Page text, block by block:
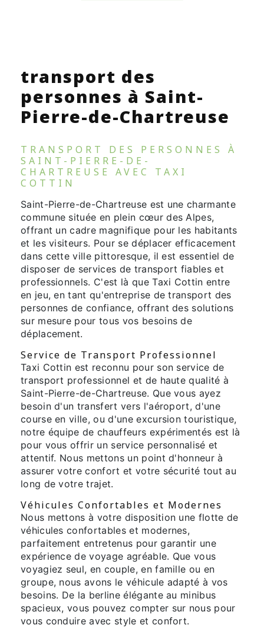
transport des
personnes à Saint-
Pierre-de-Chartreuse
TRANSPORT DES PERSONNES À
SAINT-PIERRE-DE-
CHARTREUSE AVEC TAXI
COTTIN
Saint-Pierre-de-Chartreuse est une charmante
commune située en plein cœur des Alpes,
offrant un cadre magnifique pour les habitants
et les visiteurs. Pour se déplacer efficacement
dans cette ville pittoresque, il est essentiel de
disposer de services de transport fiables et
professionnels. C'est là que Taxi Cottin entre
en jeu, en tant qu'entreprise de transport des
personnes de confiance, offrant des solutions
sur mesure pour tous vos besoins de
déplacement.
Service de Transport Professionnel
Taxi Cottin est reconnu pour son service de
transport professionnel et de haute qualité à
Saint-Pierre-de-Chartreuse. Que vous ayez
besoin d'un transfert vers l'aéroport, d'une
course en ville, ou d'une excursion touristique,
notre équipe de chauffeurs expérimentés est là
pour vous offrir un service personnalisé et
attentif. Nous mettons un point d'honneur à
assurer votre confort et votre sécurité tout au
long de votre trajet.
Véhicules Confortables et Modernes
Nous mettons à votre disposition une flotte de
véhicules confortables et modernes,
parfaitement entretenus pour garantir une
expérience de voyage agréable. Que vous
voyagiez seul, en couple, en famille ou en
groupe, nous avons le véhicule adapté à vos
besoins. De la berline élégante au minibus
spacieux, vous pouvez compter sur nous pour
vous conduire avec style et confort.